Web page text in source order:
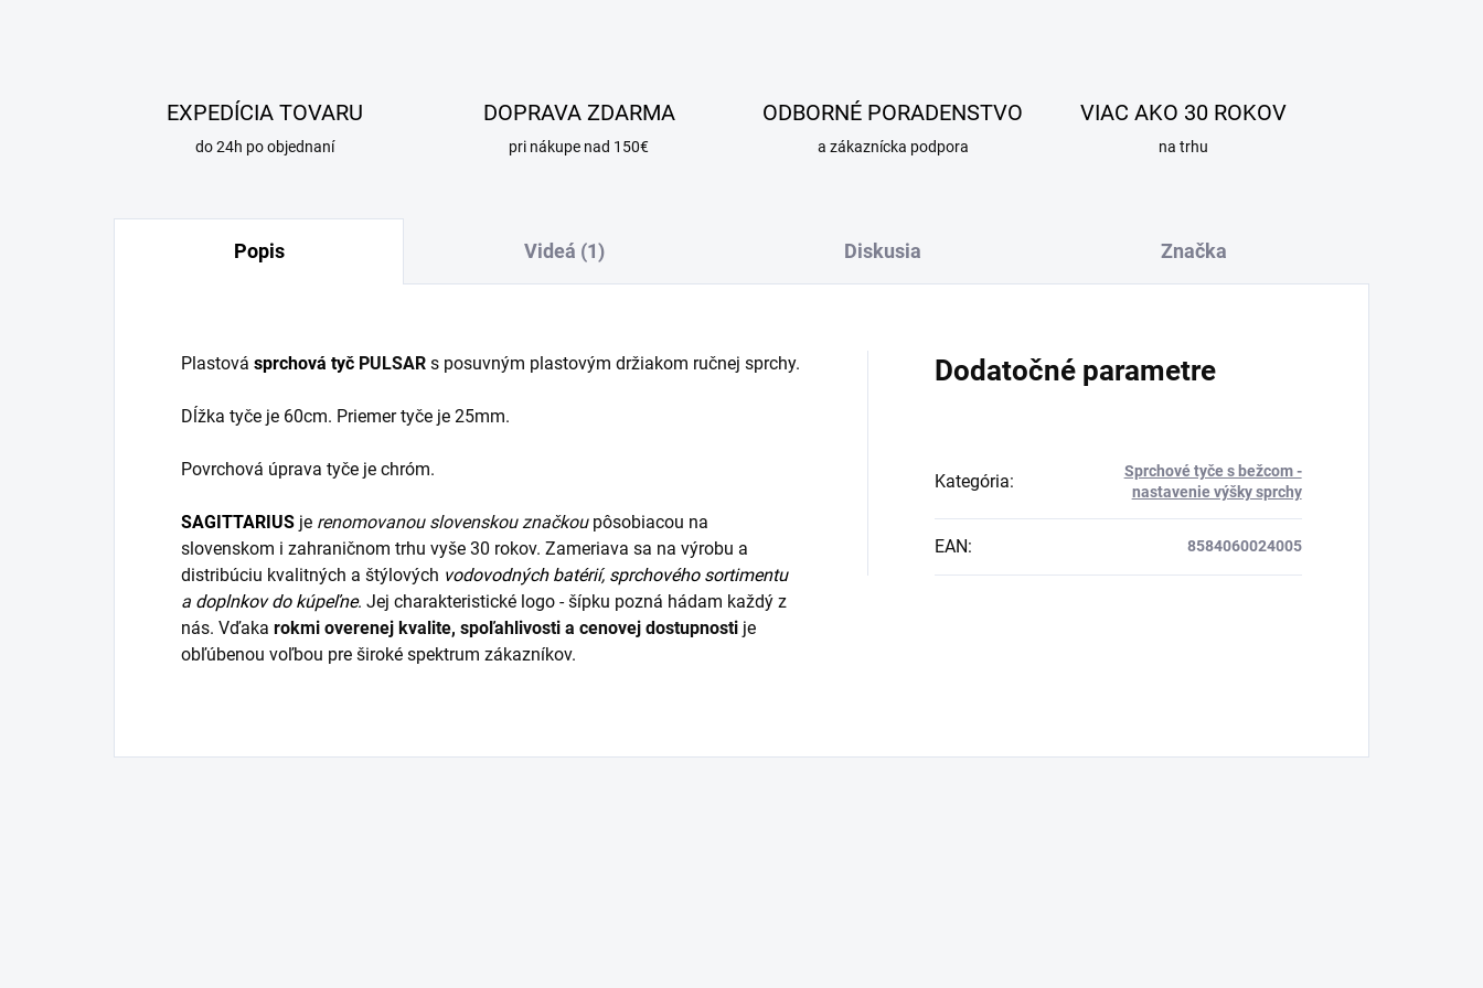
EXPEDÍCIA TOVARU
do 24h po objednaní
DOPRAVA ZDARMA
pri nákupe nad 150€
ODBORNÉ PORADENSTVO
a zákaznícka podpora
VIAC AKO 30 ROKOV
na trhu
Popis Videá (1) Diskusia Značka
Plastová sprchová tyč PULSAR s posuvným plastovým držiakom ručnej sprchy.
Dĺžka tyče je 60cm. Priemer tyče je 25mm.
Povrchová úprava tyče je chróm.
SAGITTARIUS je renomovanou slovenskou značkoupôsobiacou na
slovenskom i zahraničnom trhu vyše 30 rokov. Zameriava sa na výrobu a
distribúciu kvalitných a štýlových vodovodných batérií, sprchového sortimentu
a doplnkov do kúpeľne. Jej charakteristické logo - šípku pozná hádam každý z
nás. Vďaka rokmi overenej kvalite, spoľahlivosti a cenovej dostupnosti je
obľúbenou voľbou pre široké spektrum zákazníkov.
Dodatočné parametre
Kategória:
Sprchové tyče s bežcom -
nastavenie výšky sprchy
EAN: 8584060024005